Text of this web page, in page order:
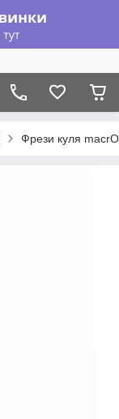
Фрези куля macrO